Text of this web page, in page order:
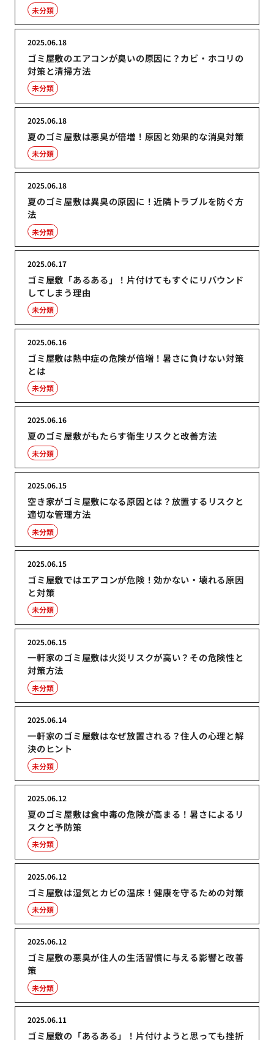
未分類
ゴミ屋敷のエアコンが臭いの原因に？カビ・ホコリの
対策と清掃方法
2025.06.18
未分類
夏のゴミ屋敷は悪臭が倍増！原因と効果的な消臭対策
2025.06.18
未分類
夏のゴミ屋敷は異臭の原因に！近隣トラブルを防ぐ方
法
2025.06.18
未分類
ゴミ屋敷「あるある」！片付けてもすぐにリバウンド
してしまう理由
2025.06.17
未分類
ゴミ屋敷は熱中症の危険が倍増！暑さに負けない対策
とは
2025.06.16
未分類
夏のゴミ屋敷がもたらす衛生リスクと改善方法
2025.06.16
未分類
空き家がゴミ屋敷になる原因とは？放置するリスクと
適切な管理方法
2025.06.15
未分類
ゴミ屋敷ではエアコンが危険！効かない・壊れる原因
と対策
2025.06.15
未分類
一軒家のゴミ屋敷は火災リスクが高い？その危険性と
対策方法
2025.06.15
未分類
一軒家のゴミ屋敷はなぜ放置される？住人の心理と解
決のヒント
2025.06.14
未分類
夏のゴミ屋敷は食中毒の危険が高まる！暑さによるリ
スクと予防策
2025.06.12
未分類
ゴミ屋敷は湿気とカビの温床！健康を守るための対策
2025.06.12
未分類
ゴミ屋敷の悪臭が住人の生活習慣に与える影響と改善
策
2025.06.12
未分類
ゴミ屋敷の「あるある」！片付けようと思っても挫折
2025.06.11